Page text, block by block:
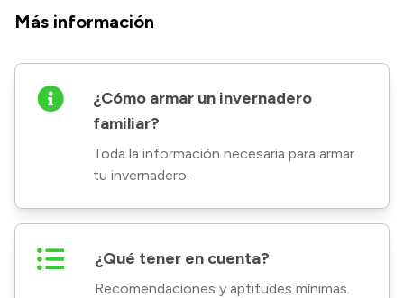
Más información
¿Cómo armar un invernadero
familiar?
Toda la información necesaria para armar
tu invernadero.
¿Qué tener en cuenta?
Recomendaciones y aptitudes mínimas.